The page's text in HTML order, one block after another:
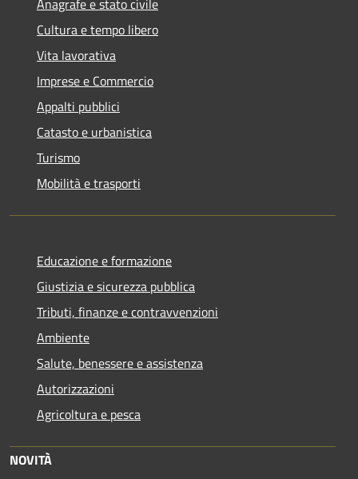
Anagrafe e stato civile
Cultura e tempo libero
Vita lavorativa
Imprese e Commercio
Appalti pubblici
Catasto e urbanistica
Turismo
Mobilità e trasporti
Educazione e formazione
Giustizia e sicurezza pubblica
Tributi, finanze e contravvenzioni
Ambiente
Salute, benessere e assistenza
Autorizzazioni
Agricoltura e pesca
NOVITÀ